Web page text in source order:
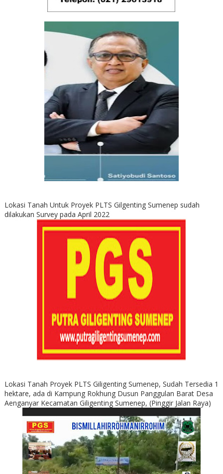
Lokasi Tanah Untuk Proyek PLTS Gilgenting Sumenep sudah
dilakukan Survey pada April 2022
Lokasi Tanah Proyek PLTS Giligenting Sumenep, Sudah Tersedia 1
hektare, ada di Kampung Rokhung Dusun Panggulan Barat Desa
Aenganyar Kecamatan Giligenting Sumenep, (Pinggir Jalan Raya)